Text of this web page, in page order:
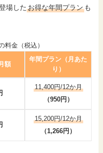
場したお得な年間プラン も
料金（税込）
額
年間プラン（月あた
り）
11,400円/12か月
（950円）
15,200円/12か月
（1,266円）